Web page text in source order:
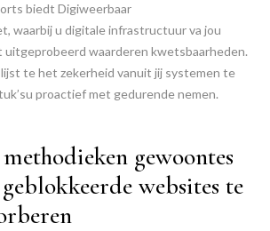
biedt Digiweerbaar
waarbij u digitale infrastructuur va jou
uitgeprobeerd waarderen kwetsbaarheden.
te het zekerheid vanuit jij systemen te
proactief met gedurende nemen.
gewoontes
websites te